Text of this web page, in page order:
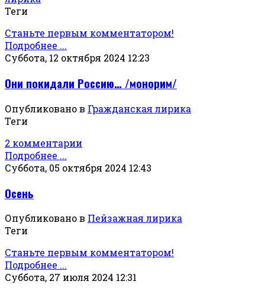
Теги
Станьте первым комментатором!
Подробнее ...
Суббота, 12 октября 2024 12:23
Они покидали Россию… /монорим/
Опубликовано в Гражданская лирика
Теги
2 комментарии
Подробнее ...
Суббота, 05 октября 2024 12:43
Осень
Опубликовано в Пейзажная лирика
Теги
Станьте первым комментатором!
Подробнее ...
Суббота, 27 июля 2024 12:31